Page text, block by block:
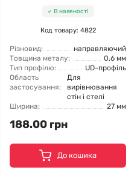
В наявності
Код товару: 4822
Різновид:
направляючий
Товщина металу:
0,6 мм
Тип профілю:
UD-профіль
Область
застосування:
Для
вирівнювання
стін і стелі
Ширина:
27 мм
188.00 грн
До кошика